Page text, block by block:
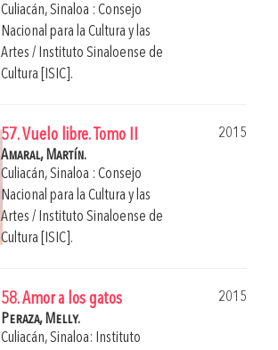
Culiacán, Sinaloa : Consejo
Nacional para la Cultura y las
Artes / Instituto Sinaloense de
Cultura [ISIC].
57. Vuelo libre. Tomo II
2015
Amaral, Martín.
Culiacán, Sinaloa : Consejo
Nacional para la Cultura y las
Artes / Instituto Sinaloense de
Cultura [ISIC].
58. Amor a los gatos
2015
Peraza, Melly.
Culiacán, Sinaloa: Instituto